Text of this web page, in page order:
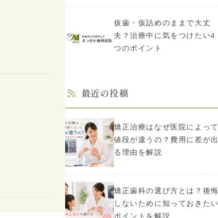
仮歯・仮詰めのままで大丈
夫？治療中に気をつけたい4
つのポイント
最近の投稿
矯正治療はなぜ医院によっ
値段が違うの？費用に差が
る理由を解説
矯正歯科の選び方とは？後
しないために知っておきた
ポイントを解説